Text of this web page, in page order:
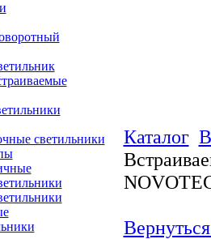
светильники
Каталог